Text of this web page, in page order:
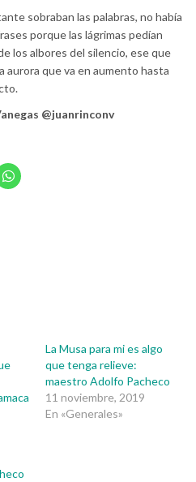
sobraban las palabras, no había
porque las lágrimas pedían
los albores del silencio, ese que
aurora que va en aumento hasta
@juanrinconv
La Musa para mi es algo
que tenga relieve:
maestro Adolfo Pacheco
11 noviembre, 2019
En «Generales»